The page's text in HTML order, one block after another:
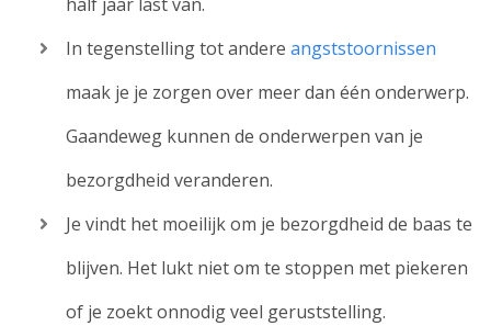
In tegenstelling tot andere angststoornissen
maak je je zorgen over meer dan één onderwerp.
Gaandeweg kunnen de onderwerpen van je
bezorgdheid veranderen.
Je vindt het moeilijk om je bezorgdheid de baas te
blijven. Het lukt niet om te stoppen met piekeren
of je zoekt onnodig veel geruststelling.